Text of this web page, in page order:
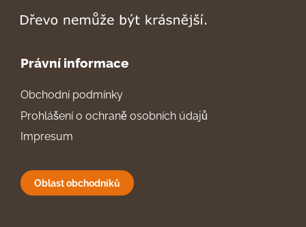
Právní informace
Obchodní podmínky
Prohlášení o ochraně osobních údajů
Impresum
Oblast obchodníků